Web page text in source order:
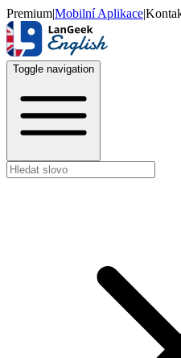
Premium|Mobilní Aplikace|
Toggle navigation